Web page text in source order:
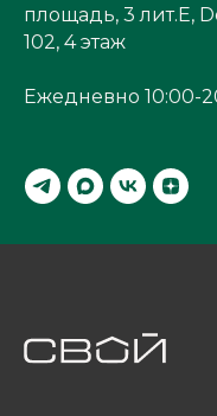
площадь, 3 лит.Е,
102, 4 этаж
Ежедневно 10:00-